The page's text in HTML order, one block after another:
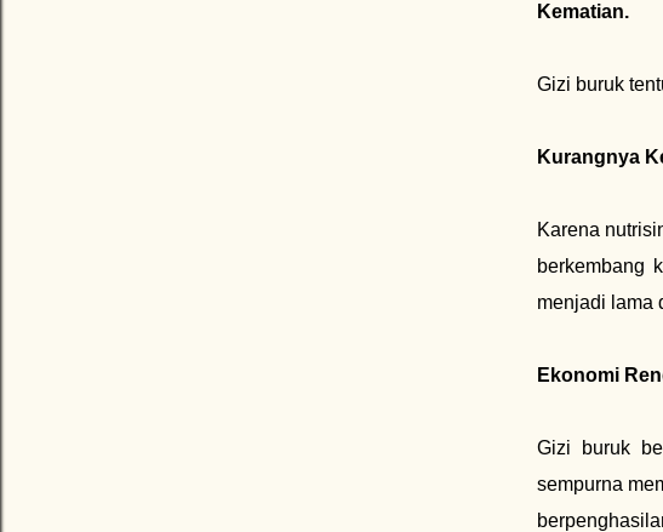
Kematian.
Gizi buruk
Kurangnya
Karena
berkembang
menjadi lama
Ekonomi
Gizi buruk
sempurna